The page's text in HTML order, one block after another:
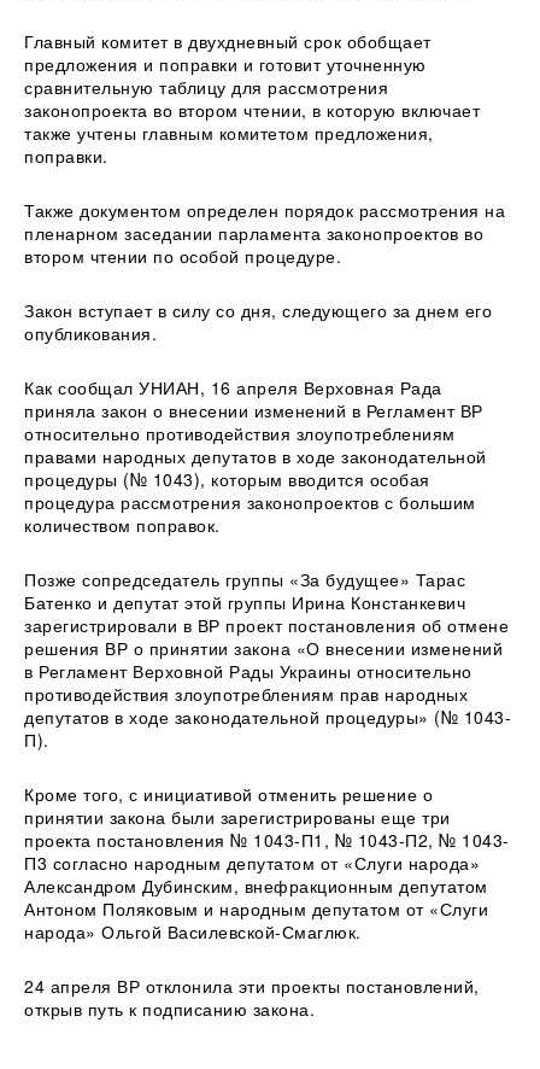
Главный комитет в двухдневный срок обобщает
предложения и поправки и готовит уточненную
сравнительную таблицу для рассмотрения
законопроекта во втором чтении, в которую включает
также учтены главным комитетом предложения,
поправки.
Также документом определен порядок рассмотрения на
пленарном заседании парламента законопроектов во
втором чтении по особой процедуре.
Закон вступает в силу со дня, следующего за днем его
опубликования.
Как сообщал УНИАН, 16 апреля Верховная Рада
приняла закон о внесении изменений в Регламент ВР
относительно противодействия злоупотреблениям
правами народных депутатов в ходе законодательной
процедуры (№ 1043), которым вводится особая
процедура рассмотрения законопроектов с большим
количеством поправок.
Позже сопредседатель группы «За будущее» Тарас
Батенко и депутат этой группы Ирина Констанкевич
зарегистрировали в ВР проект постановления об отмене
решения ВР о принятии закона «О внесении изменений
в Регламент Верховной Рады Украины относительно
противодействия злоупотреблениям прав народных
депутатов в ходе законодательной процедуры» (№ 1043-
П).
Кроме того, с инициативой отменить решение о
принятии закона были зарегистрированы еще три
проекта постановления № 1043-П1, № 1043-П2, № 1043-
П3 согласно народным депутатом от «Слуги народа»
Александром Дубинским, внефракционным депутатом
Антоном Поляковым и народным депутатом от «Слуги
народа» Ольгой Василевской-Смаглюк.
24 апреля ВР отклонила эти проекты постановлений,
открыв путь к подписанию закона.